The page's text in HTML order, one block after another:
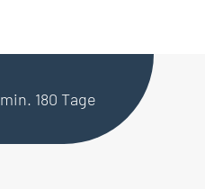
min. 180 Tage